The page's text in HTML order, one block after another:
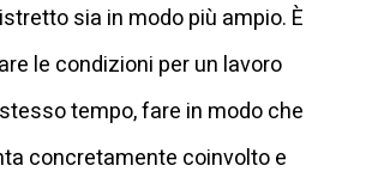
sia in modo più ampio. È
le condizioni per un lavoro
tempo, fare in modo che
concretamente coinvolto e